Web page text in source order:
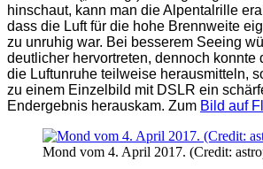
hinschaut, kann man die Alpentalrille
dass die Luft für die hohe Brennweite
zu unruhig war. Bei besserem Seeing
deutlicher hervortreten, dennoch konnte
die Luftunruhe teilweise herausmitteln,
zu einem Einzelbild mit DSLR ein
Endergebnis herauskam. Zum Bild auf
Mond vom 4. April 2017. (Credit: